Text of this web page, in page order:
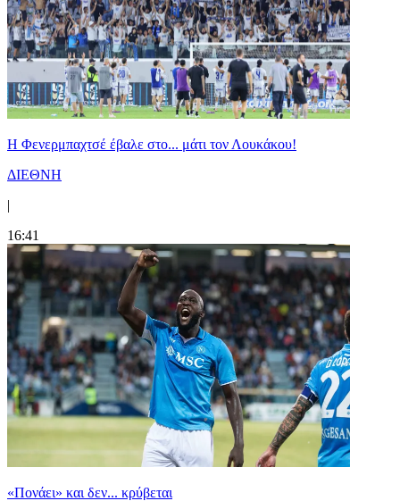
Η Φενερμπαχτσέ έβαλε στο... μάτι τον Λουκάκου!
ΔΙΕΘΝΗ
|
16:41
«Πονάει» και δεν... κρύβεται